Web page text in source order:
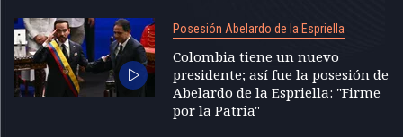
Posesión Abelardo de la Espriella
Colombia tiene un nuevo
presidente; así fue la posesión de
Abelardo de la Espriella: "Firme
por la Patria"